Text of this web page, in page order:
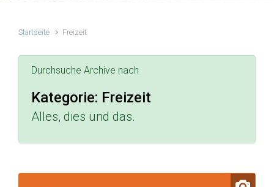
Startseite Freizeit
Durchsuche Archive nach
Kategorie: Freizeit
Alles, dies und das.